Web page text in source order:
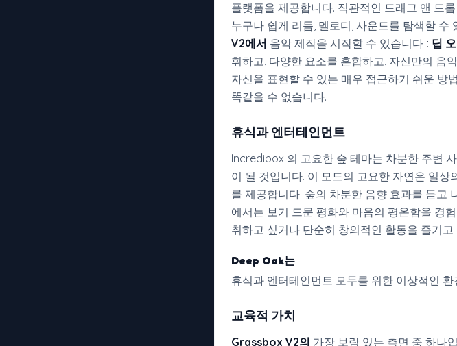
플랫폼을 제공합니다. 직관적인 드래그 앤 드
누구나 쉽게 리듬, 멜로디, 사운드를 탐색할 수
V2에서 음악 제작을 시작할 수 있습니다 : 딥
휘하고, 다양한 요소를 혼합하고, 자신만의 음
자신을 표현할 수 있는 매우 접근하기 쉬운 방
똑같을 수 없습니다.
휴식과 엔터테인먼트
Incredibox 의 고요한 숲 테마는 차분한 주변
이 될 것입니다. 이 모드의 고요한 자연은 일
를 제공합니다. 숲의 차분한 음향 효과를 듣고
에서는 보기 드문 평화와 마음의 평온함을 경
취하고 싶거나 단순히 창의적인 활동을 즐기고
Deep Oak는
휴식과 엔터테인먼트 모두를 위한 이상적인 환
교육적 가치
Grassbox V2의 가장 보람 있는 측면 중 하나